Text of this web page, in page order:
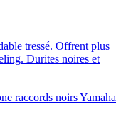
tressé. Offrent plus
Durites noires et